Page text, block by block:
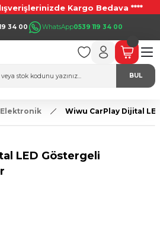
Kargo Bedava ****
34 00 WhatsApp0539 119 34 00
BUL
Wiwu CarPlay Dijital
LED Göstergeli